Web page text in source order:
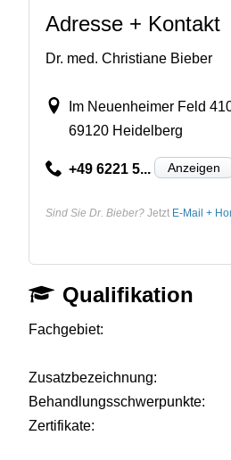
Adresse + Kontakt
Dr. med. Christiane Bieber
Im Neuenheimer Feld
69120 Heidelberg
+49 6221 5... Anzeigen
Sind Sie Dr. Bieber? Jetzt E-Mail +
Qualifikation
Fachgebiet:
Zusatzbezeichnung:
Behandlungsschwerpunkte:
Zertifikate: